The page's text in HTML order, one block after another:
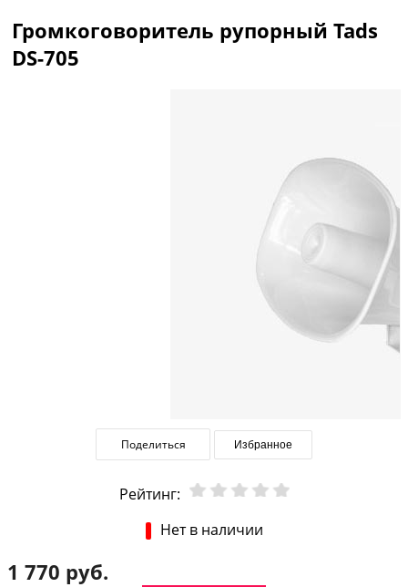
Громкоговоритель рупорный Tads
DS-705
Поделиться Избранное
Рейтинг:
Нет в наличии
1 770 руб.